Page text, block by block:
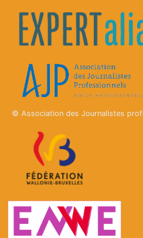
© Association des Journalistes